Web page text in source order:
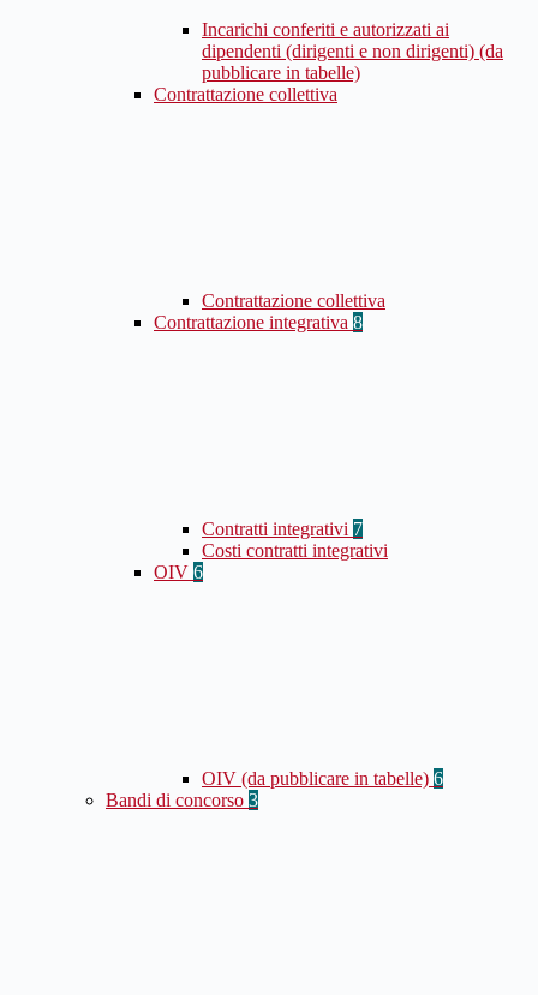
Incarichi conferiti e autorizzati ai
dipendenti (dirigenti e non dirigenti) (da
pubblicare in tabelle)
Contrattazione collettiva
Contrattazione collettiva
Contrattazione integrativa 8
Contratti integrativi 7
Costi contratti integrativi
OIV 6
OIV (da pubblicare in tabelle) 6
Bandi di concorso 3